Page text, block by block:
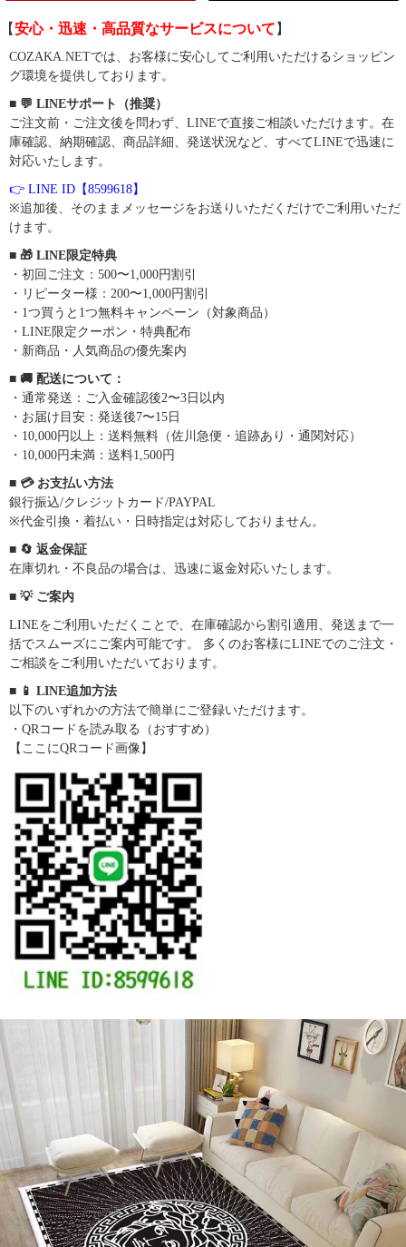
【安心・迅速・高品質なサービスについて 】
COZAKA.NETでは、お客様に安心してご利用いただけるショッピン
グ環境を提供しております。
■ 💬 LINEサポート（推奨）
ご注文前・ご注文後を問わず、LINEで直接ご相談いただけます。在
庫確認、納期確認、商品詳細、発送状況など、すべてLINEで迅速に
対応いたします。
👉 LINE ID【8599618】
※追加後、そのままメッセージをお送りいただくだけでご利用いただ
けます。
■ 🎁 LINE限定特典
・初回ご注文：500〜1,000円割引
・リピーター様：200〜1,000円割引
・1つ買うと1つ無料キャンペーン（対象商品）
・LINE限定クーポン・特典配布
・新商品・人気商品の優先案内
■ 🚚 配送について：
・通常発送：ご入金確認後2〜3日以内
・お届け目安：発送後7〜15日
・10,000円以上：送料無料（佐川急便・追跡あり・通関対応）
・10,000円未満：送料1,500円
■ 💳 お支払い方法
銀行振込/クレジットカード/PAYPAL
※代金引換・着払い・日時指定は対応しておりません。
■ 🔄 返金保証
在庫切れ・不良品の場合は、迅速に返金対応いたします。
■ 💡 ご案内
LINEをご利用いただくことで、在庫確認から割引適用、発送まで一
括でスムーズにご案内可能です。 多くのお客様にLINEでのご注文・
ご相談をご利用いただいております。
■ 📱 LINE追加方法
以下のいずれかの方法で簡単にご登録いただけます。
・QRコードを読み取る（おすすめ）
【ここにQRコード画像】